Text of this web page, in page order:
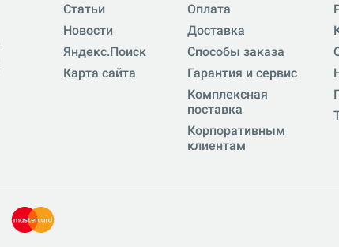
Статьи
Новости
Яндекс.Поиск
Карта сайта
Оплата
Доставка
Способы заказа
Гарантия и сервис
Комплексная
поставка
Корпоративным
клиентам